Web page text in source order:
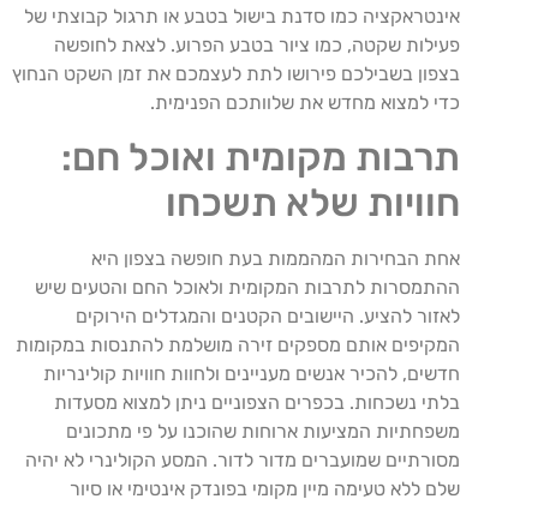
אינטראקציה כמו סדנת בישול בטבע או תרגול קבוצתי של
פעילות שקטה, כמו ציור בטבע הפרוע. לצאת לחופשה
בצפון בשבילכם פירושו לתת לעצמכם את זמן השקט הנחוץ
כדי למצוא מחדש את שלוותכם הפנימית.
תרבות מקומית ואוכל חם:
חוויות שלא תשכחו
אחת הבחירות המהממות בעת חופשה בצפון היא
ההתמסרות לתרבות המקומית ולאוכל החם והטעים שיש
לאזור להציע. היישובים הקטנים והמגדלים הירוקים
המקיפים אותם מספקים זירה מושלמת להתנסות במקומות
חדשים, להכיר אנשים מעניינים ולחוות חוויות קולינריות
בלתי נשכחות. בכפרים הצפוניים ניתן למצוא מסעדות
משפחתיות המציעות ארוחות שהוכנו על פי מתכונים
מסורתיים שמועברים מדור לדור. המסע הקולינרי לא יהיה
שלם ללא טעימה מיין מקומי בפונדק אינטימי או סיור